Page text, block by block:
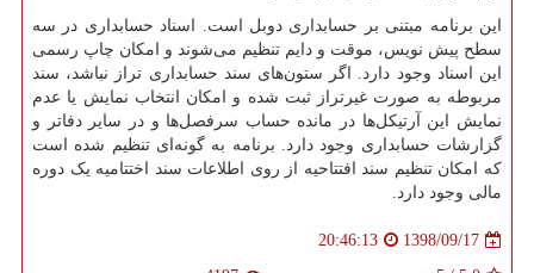
این برنامه مبتنی بر حسابداری دوبل است. اسناد حسابداری در سه
سطح پیش نویس، موقت و دایم تنظیم می‌شوند و امکان چاپ رسمی
این اسناد وجود دارد. اگر ستون‌های سند حسابداری تراز نباشد، سند
مربوطه به صورت غیرتراز ثبت شده و امکان انتخاب نمایش یا عدم
نمایش این آرتیکل‌ها در مانده حساب سرفصل‌ها و در سایر دفاتر و
گزارشات حسابداری وجود دارد. برنامه به گونه‌ای تنظیم شده است
که امکان تنظیم سند افتتاحیه از روی اطلاعات سند اختتامیه یک دوره
مالی وجود دارد.
1398/09/17
20:46:13